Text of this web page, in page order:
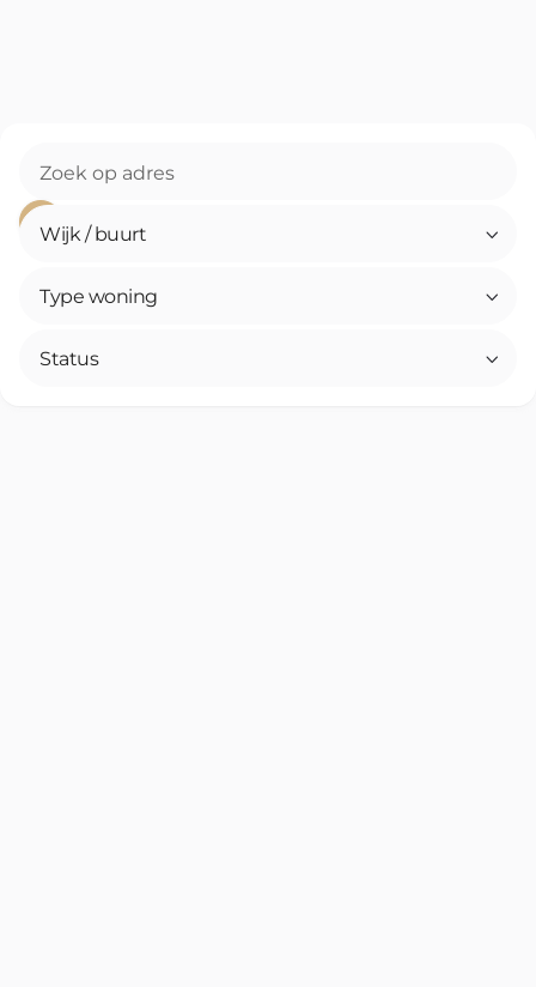
Wijk / buurt 
Type woning 
Status 